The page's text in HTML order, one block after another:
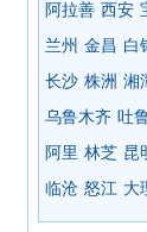
阿拉善 西安
兰州 金昌 白
长沙 株洲 湘
乌鲁木齐 吐
阿里 林芝 昆
临沧 怒江 大